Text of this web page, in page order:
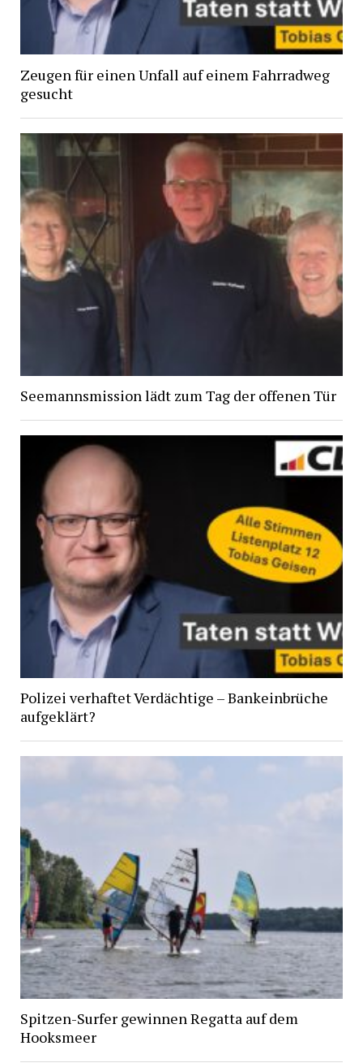
Zeugen für einen Unfall auf einem Fahrradweg
gesucht
Seemannsmission lädt zum Tag der offenen Tür
Polizei verhaftet Verdächtige – Bankeinbrüche
aufgeklärt?
Spitzen-Surfer gewinnen Regatta auf dem
Hooksmeer